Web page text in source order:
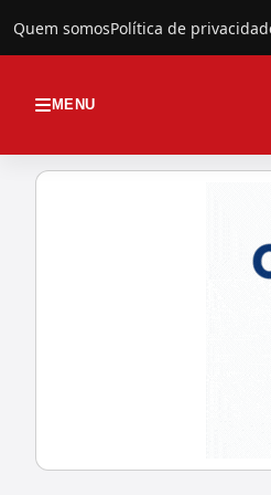
Quem somosPolítica de
MENU